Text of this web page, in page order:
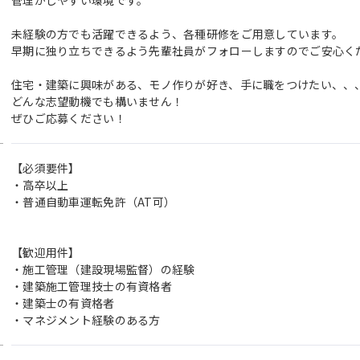
未経験の方でも活躍できるよう、各種研修をご用意しています。
早期に独り立ちできるよう先輩社員がフォローしますのでご安心く
住宅・建築に興味がある、モノ作りが好き、手に職をつけたい、、、
どんな志望動機でも構いません！
ぜひご応募ください！
【必須要件】
・高卒以上
・普通自動車運転免許（AT可）
【歓迎用件】
・施工管理（建設現場監督）の経験
・建築施工管理技士の有資格者
・建築士の有資格者
・マネジメント経験のある方